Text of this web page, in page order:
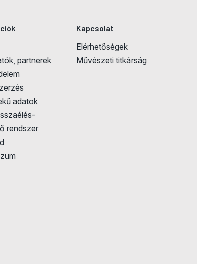
partnerek
adatok
rendszer
Kapcsolat
Elérhetőségek
Művészeti titkárság